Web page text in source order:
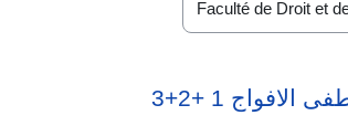
Catégories de cours
1 +2+3